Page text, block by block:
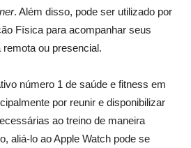
. Além disso, pode ser utilizado por
Física para acompanhar seus
ou presencial.
número 1 de saúde e fitness em
por reunir e disponibilizar
ao treino de maneira
aliá-lo ao Apple Watch pode se